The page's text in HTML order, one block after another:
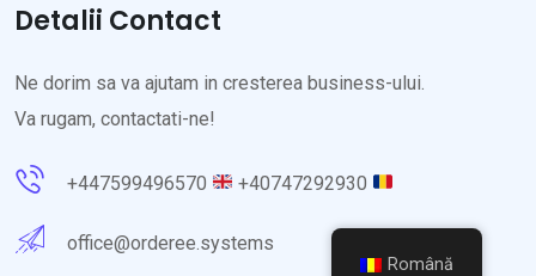
Detalii Contact
Ne dorim sa va ajutam in cresterea business-ului.
Va rugam, contactati-ne!
+447599496570 +40747292930
office@orderee.systems
Română